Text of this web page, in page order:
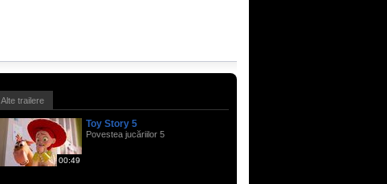
Alte trailere
00:49
Toy Story 5
Povestea jucăriilor 5